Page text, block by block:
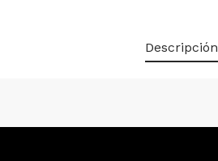
Descripción